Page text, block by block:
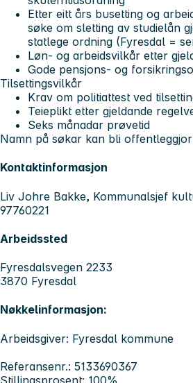
Etter eitt års busetting og
søke om sletting av studielån
statlege ordning (Fyresdal =
Løn- og arbeidsvilkår etter
Gode pensjons- og
Tilsettingsvilkår
Krav om politiattest ved
Teieplikt etter gjeldande
Seks månadar prøvetid
Namn på søkar kan bli
Kontaktinformasjon
Liv Johre Bakke, Kommunalsjef
97760221
Arbeidssted
Fyresdalsvegen 2233
3870 Fyresdal
Nøkkelinformasjon:
Arbeidsgiver: Fyresdal kommune
Referansenr.: 5133690367
Stillingsprosent: 100%